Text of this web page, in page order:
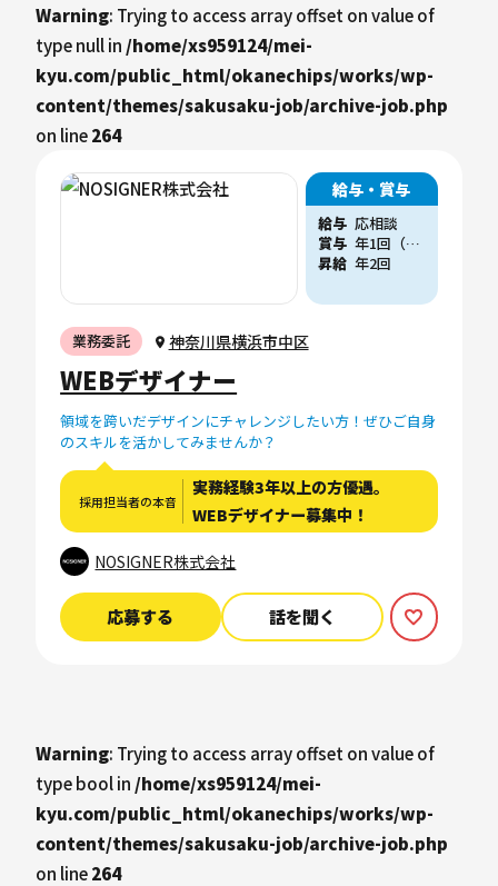
Warning: Trying to access array offset on value of
type null in /home/xs959124/mei-
kyu.com/public_html/okanechips/works/wp-
content/themes/sakusaku-job/archive-job.php
on line264
給与・賞与
給与 応相談
賞与
年1回（他、会社業績に応じた賞与支給実績あり）
昇給 年2回
業務委託 神奈川県横浜市中区
WEBデザイナー
領域を跨いだデザインにチャレンジしたい方！ぜひご自身
のスキルを活かしてみませんか？
採用担当者の本音
実務経験3年以上の方優遇。
WEBデザイナー募集中！
NOSIGNER株式会社
応募する 話を聞く
Warning: Trying to access array offset on value of
type bool in /home/xs959124/mei-
kyu.com/public_html/okanechips/works/wp-
content/themes/sakusaku-job/archive-job.php
on line264